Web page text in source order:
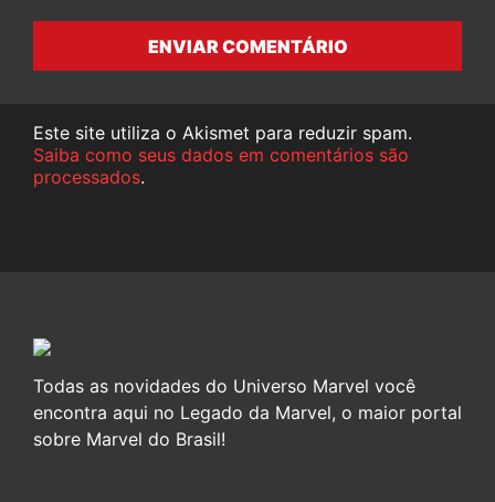
ENVIAR COMENTÁRIO
Este site utiliza o Akismet para reduzir spam.
Saiba como seus dados em comentários são
processados.
Todas as novidades do Universo Marvel você
encontra aqui no Legado da Marvel, o maior portal
sobre Marvel do Brasil!